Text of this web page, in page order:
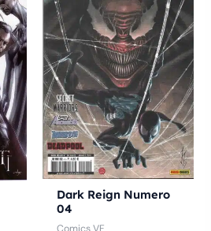
Dark Reign Numero
04
Comics VF